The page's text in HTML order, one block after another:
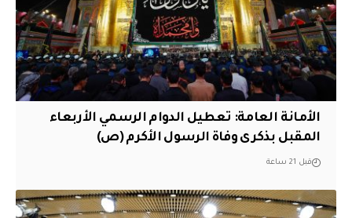
الأمانة العامة: تعطيل الدوام الرسمي الأربعاء
المقبل بذكرى وفاة الرسول الأكرم (ص)
قبل 21 ساعة